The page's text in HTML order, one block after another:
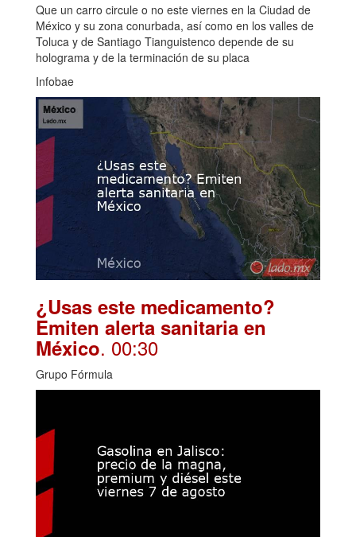
Que un carro circule o no este viernes en la Ciudad de
México y su zona conurbada, así como en los valles de
Toluca y de Santiago Tianguistenco depende de su
holograma y de la terminación de su placa
Infobae
¿Usas este medicamento?
Emiten alerta sanitaria en
México. 00:30
Grupo Fórmula